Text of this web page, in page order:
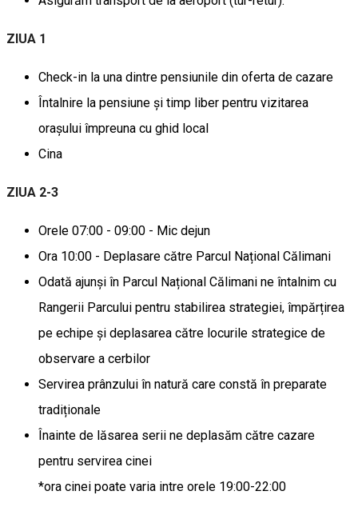
ZIUA 1
Check-in la una dintre pensiunile din oferta de cazare
Întalnire la pensiune și timp liber pentru vizitarea
orașului împreuna cu ghid local
Cina
ZIUA 2-3
Orele 07:00 - 09:00 - Mic dejun
Ora 10:00 - Deplasare către Parcul Național Călimani
Odată ajunși în Parcul Național Călimani ne întalnim cu
Rangerii Parcului pentru stabilirea strategiei, împărțirea
pe echipe și deplasarea către locurile strategice de
observare a cerbilor
Servirea prânzului în natură care constă în preparate
tradiționale
Înainte de lăsarea serii ne deplasăm către cazare
pentru servirea cinei
*ora cinei poate varia intre orele 19:00-22:00